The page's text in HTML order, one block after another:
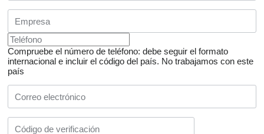
Compruebe el número de teléfono: debe seguir el formato
internacional e incluir el código del país. No trabajamos con este
país